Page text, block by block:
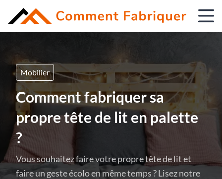
Mobilier
Comment fabriquer sa
propre tête de lit en palette
?
Vous souhaitez faire votre propre tête de lit et
faire un geste écolo en même temps ? Lisez notre